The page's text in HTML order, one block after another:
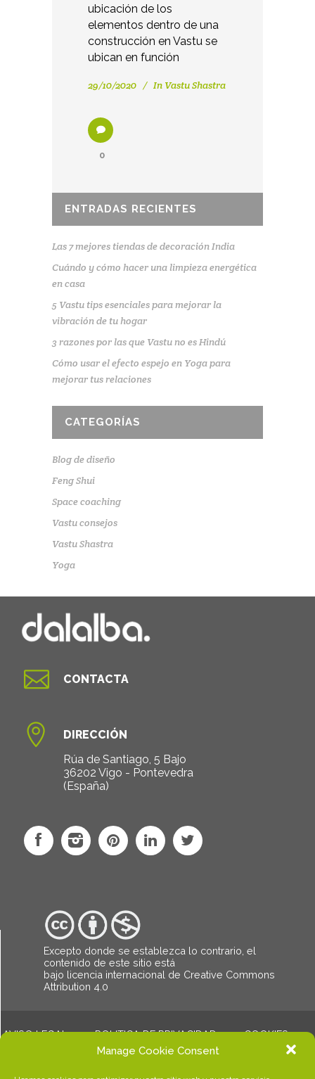
Manage Cookie Consent
ubicación de los
elementos dentro de una
construcción en Vastu se
ubican en función
29/10/2020 In Vastu Shastra
0
ENTRADAS RECIENTES
Las 7 mejores tiendas de decoración India
Cuándo y cómo hacer una limpieza energética
en casa
5 Vastu tips esenciales para mejorar la
vibración de tu hogar
3 razones por las que Vastu no es Hindú
Cómo usar el efecto espejo en Yoga para
mejorar tus relaciones
CATEGORÍAS
Blog de diseño
Feng Shui
Space coaching
Vastu consejos
Vastu Shastra
Yoga
 CONTACTA

DIRECCIÓN
Rúa de Santiago, 5 Bajo
36202 Vigo - Pontevedra
(España)
Excepto donde se establezca lo contrario, el
contenido de este sitio está
bajo licencia internacional de Creative Commons
Attribution 4.0
AVISO LEGAL POLITICA DE PRIVACIDAD
COOKIES
© Copyright Dalalba. Todos los derechos reservados.